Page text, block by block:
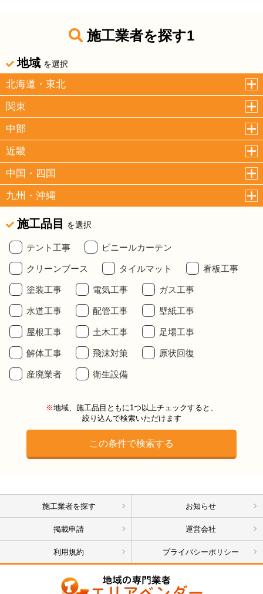
施工業者を探す1
地域 を選択
北海道・東北
関東
中部
近畿
中国・四国
九州・沖縄
施工品目 を選択
テント工事 ビニールカーテン
クリーンブース タイルマット 看板工事
塗装工事 電気工事 ガス工事
水道工事 配管工事 壁紙工事
屋根工事 土木工事 足場工事
解体工事 飛沫対策 原状回復
産廃業者 衛生設備
※地域、施工品目ともに1つ以上チェックすると、
絞り込んで検索いただけます
施工業者を探す お知らせ
掲載申請 運営会社
利用規約 プライバシーポリシー